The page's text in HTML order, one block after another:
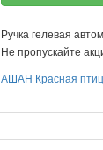
Ручка гелевая
Не пропускайте
АШАН Красная